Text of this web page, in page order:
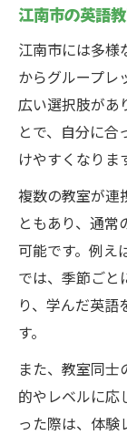
江南市の英語
江南市には多様
からグループレ
広い選択肢があ
とで、自分に
けやすくなりま
複数の教室が連
ともあり、通
可能です。例え
では、季節ごと
り、学んだ英語
す。
また、教室同士
的やレベルに応
った際は、体験